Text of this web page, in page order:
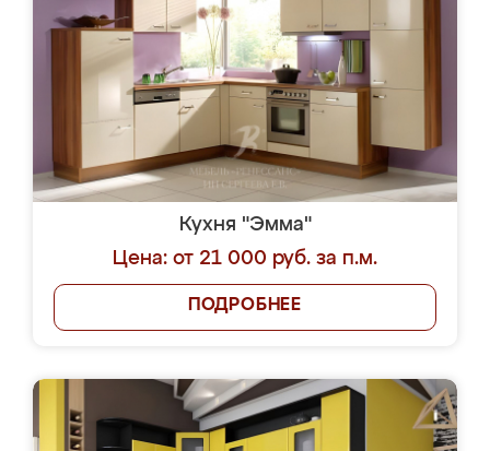
Кухня "Эмма"
Цена: от 21 000 руб. за п.м.
ПОДРОБНЕЕ